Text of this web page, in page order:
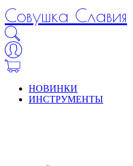
Совушка Славия
НОВИНКИ
ИНСТРУМЕНТЫ